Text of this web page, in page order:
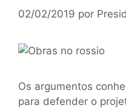
02/02/2019 por
Os argumentos
para defender o